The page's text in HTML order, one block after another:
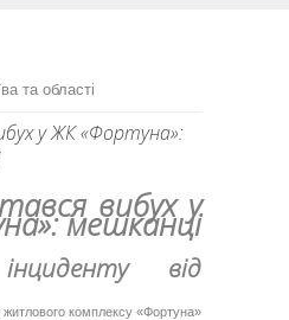
та області
у ЖК «Фортуна»:
вибух у
мешканці
від
житлового комплексу «Фортуна»